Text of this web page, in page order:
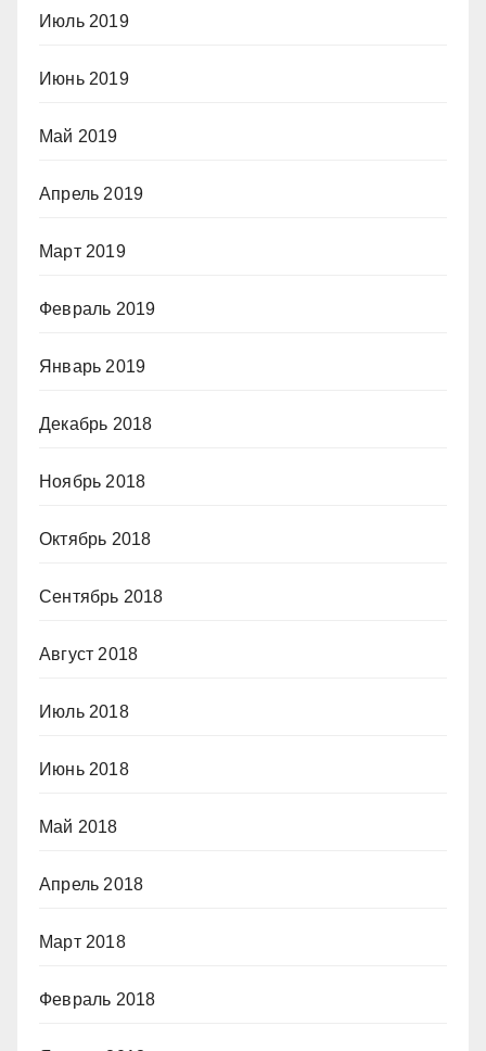
Июль 2019
Июнь 2019
Май 2019
Апрель 2019
Март 2019
Февраль 2019
Январь 2019
Декабрь 2018
Ноябрь 2018
Октябрь 2018
Сентябрь 2018
Август 2018
Июль 2018
Июнь 2018
Май 2018
Апрель 2018
Март 2018
Февраль 2018